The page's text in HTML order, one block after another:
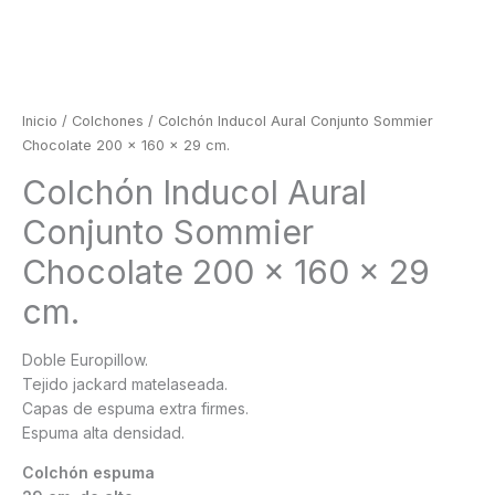
Inicio / Colchones / Colchón Inducol Aural Conjunto Sommier
Chocolate 200 x 160 x 29 cm.
Colchón Inducol Aural
Conjunto Sommier
Chocolate 200 x 160 x 29
cm.
Doble Europillow.
Tejido jackard matelaseada.
Capas de espuma extra firmes.
Espuma alta densidad.
Colchón espuma